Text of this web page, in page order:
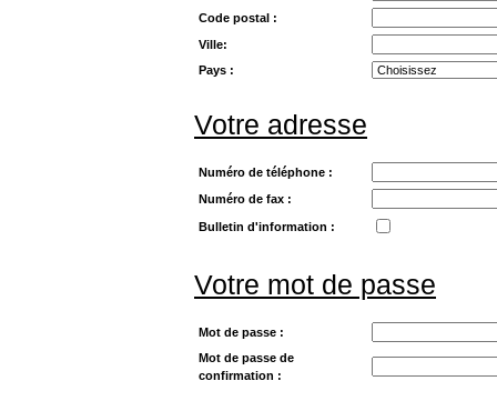
Code postal :
Ville:
Pays :
Votre adresse
Numéro de téléphone :
Numéro de fax :
Bulletin d'information :
Votre mot de passe
Mot de passe :
Mot de passe de
confirmation :